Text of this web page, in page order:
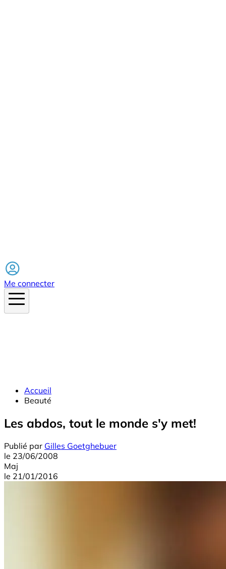
Me connecter
Accueil
Beauté
Les abdos, tout le monde s'y met!
Publié par Gilles Goetghebuer
le 23/06/2008
Maj
le 21/01/2016